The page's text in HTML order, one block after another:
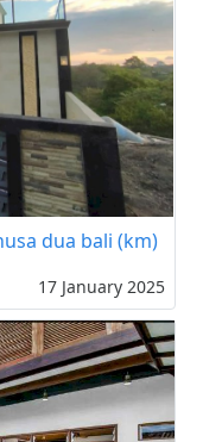
dua bali (km)
17 January 2025